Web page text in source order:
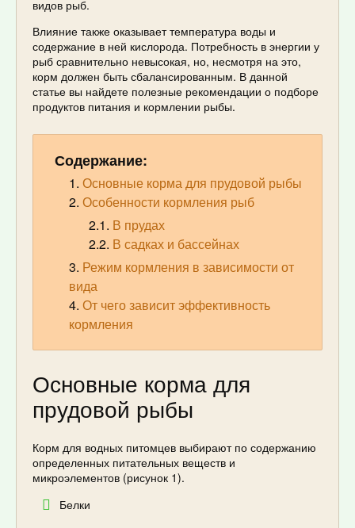
видов рыб.
Влияние также оказывает температура воды и
содержание в ней кислорода. Потребность в энергии у
рыб сравнительно невысокая, но, несмотря на это,
корм должен быть сбалансированным. В данной
статье вы найдете полезные рекомендации о подборе
продуктов питания и кормлении рыбы.
Содержание:
Основные корма для прудовой рыбы
Особенности кормления рыб
В прудах
В садках и бассейнах
Режим кормления в зависимости от
вида
От чего зависит эффективность
кормления
Основные корма для
прудовой рыбы
Корм для водных питомцев выбирают по содержанию
определенных питательных веществ и
микроэлементов (рисунок 1).
Белки